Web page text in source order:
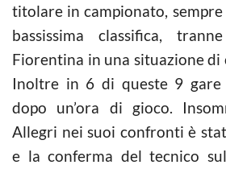
titolare in campionato,
bassissima classifica,
Fiorentina in una situazione di
Inoltre in 6 di queste 9
dopo un’ora di gioco.
Allegri nei suoi confronti è
e la conferma del tecnico